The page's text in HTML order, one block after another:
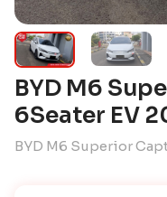
BYD M6
6Seater EV
BYD M6 Superior